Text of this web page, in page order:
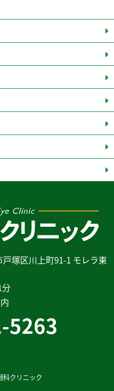
塚区川上町91-1 モレラ東
5263
クリニック